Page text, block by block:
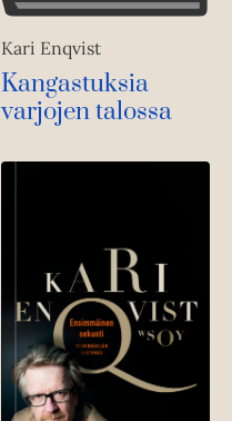
Kari Enqvist
Kangastuksia
varjojen talossa